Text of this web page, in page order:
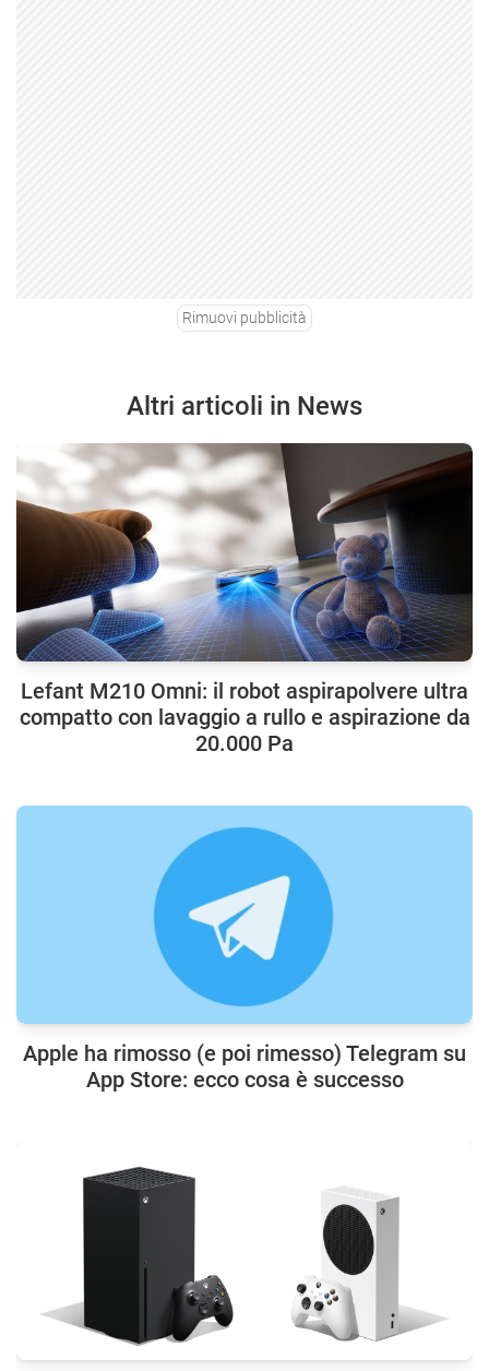
Rimuovi pubblicità
Altri articoli in News
Lefant M210 Omni: il robot aspirapolvere ultra
compatto con lavaggio a rullo e aspirazione da
20.000 Pa
Apple ha rimosso (e poi rimesso) Telegram su
App Store: ecco cosa è successo